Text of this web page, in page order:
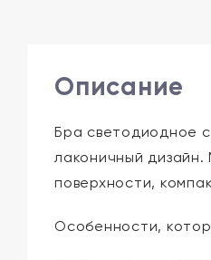
Описание
Бра светодиодное
лаконичный
поверхности,
Особенности,